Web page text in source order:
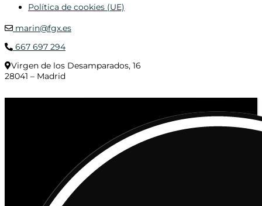
Política de cookies (UE)
marin@fgx.es
667 697 294
Virgen de los Desamparados, 16
28041 – Madrid